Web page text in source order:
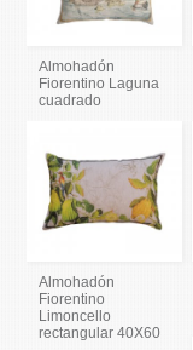
Almohadón
Fiorentino Laguna
cuadrado
Almohadón
Fiorentino
Limoncello
rectangular 40X60